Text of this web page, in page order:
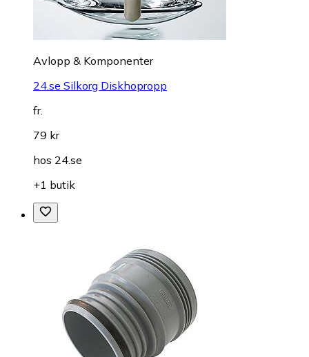
Avlopp & Komponenter
24.se Silkorg Diskhopropp
fr.
79 kr
hos 24.se
+1 butik